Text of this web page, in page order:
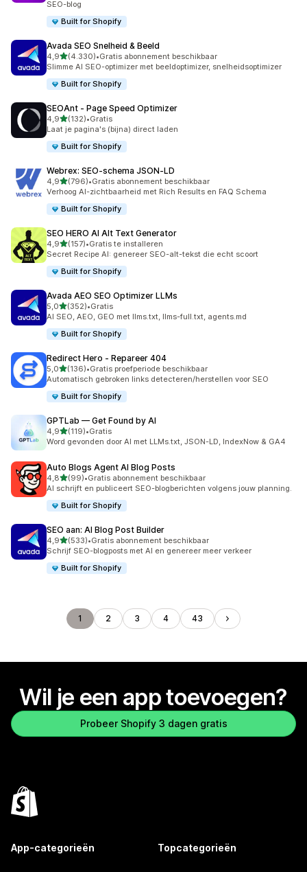
SEO-blog
Built for Shopify
Avada SEO Snelheid & Beeld
4,9van 5 sterren
(4.330)
4330 recensies in totaal
•Gratis abonnement beschikbaar
Slimme AI SEO-optimizer met beeldoptimizer, snelheidsoptimizer
Built for Shopify
SEOAnt ‑ Page Speed Optimizer
4,9van 5 sterren
(132)
132 recensies in totaal
•Gratis
Laat je pagina's (bijna) direct laden
Built for Shopify
Webrex: SEO‑schema JSON‑LD
4,9van 5 sterren
(796)
796 recensies in totaal
•Gratis abonnement beschikbaar
Verhoog AI-zichtbaarheid met Rich Results en FAQ Schema
Built for Shopify
SEO HERO AI Alt Text Generator
4,9van 5 sterren
(157)
157 recensies in totaal
•Gratis te installeren
Secret Recipe AI: genereer SEO-alt-tekst die echt scoort
Built for Shopify
Avada AEO SEO Optimizer LLMs
5,0van 5 sterren
(352)
352 recensies in totaal
•Gratis
AI SEO, AEO, GEO met llms.txt, llms-full.txt, agents.md
Built for Shopify
Redirect Hero ‑ Repareer 404
5,0van 5 sterren
(136)
136 recensies in totaal
•Gratis proefperiode beschikbaar
Automatisch gebroken links detecteren/herstellen voor SEO
Built for Shopify
GPTLab — Get Found by AI
4,9van 5 sterren
(119)
119 recensies in totaal
•Gratis
Word gevonden door AI met LLMs.txt, JSON-LD, IndexNow & GA4
Auto Blogs Agent AI Blog Posts
4,8van 5 sterren
(99)
99 recensies in totaal
•Gratis abonnement beschikbaar
AI schrijft en publiceert SEO-blogberichten volgens jouw planning.
Built for Shopify
SEO aan: AI Blog Post Builder
4,9van 5 sterren
(533)
533 recensies in totaal
•Gratis abonnement beschikbaar
Schrijf SEO-blogposts met AI en genereer meer verkeer
Built for Shopify
1 2 3 4 43
Wil je een app toevoegen?
Probeer Shopify 3 dagen gratis
App-categorieën Topcategorieën